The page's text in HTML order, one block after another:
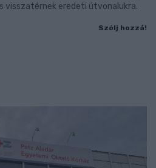
visszatérnek eredeti útvonalukra.
Szólj hozzá!